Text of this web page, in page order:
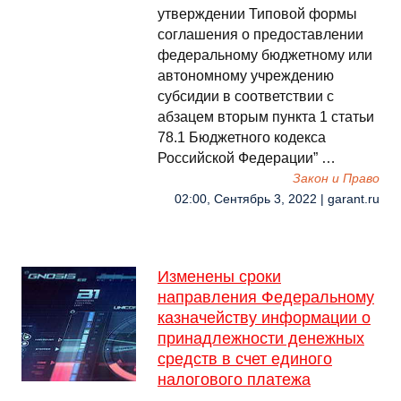
утверждении Типовой формы
соглашения о предоставлении
федеральному бюджетному или
автономному учреждению
субсидии в соответствии с
абзацем вторым пункта 1 статьи
78.1 Бюджетного кодекса
Российской Федерации” …
Закон и Право
02:00, Сентябрь 3, 2022 | garant.ru
Изменены сроки
направления Федеральному
казначейству информации о
принадлежности денежных
средств в счет единого
налогового платежа